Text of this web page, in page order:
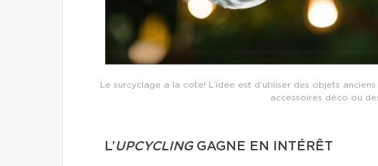
Le surcyclage a la cote! L’idée est d’utiliser des objets
accessoires déco ou
L’UPCYCLING GAGNE EN INTÉRÊT